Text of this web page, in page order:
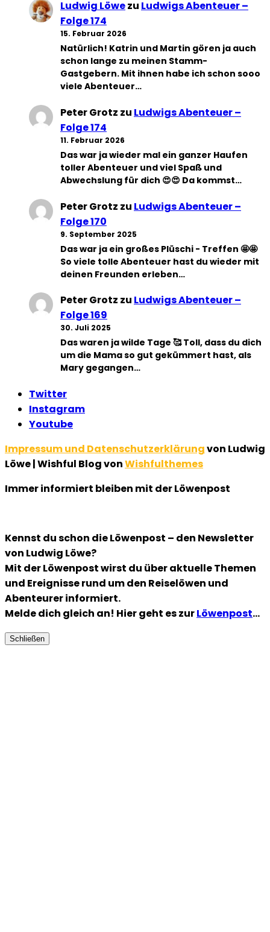
Ludwig Löwezu Ludwigs Abenteuer –
Folge 174
15. Februar 2026
Natürlich! Katrin und Martin gören ja auch
schon lange zu meinen Stamm-
Gastgebern. Mit ihnen habe ich schon sooo
viele Abenteuer…
Peter Grotz zu Ludwigs Abenteuer –
Folge 174
11. Februar 2026
Das war ja wieder mal ein ganzer Haufen
toller Abenteuer und viel Spaß und
Abwechslung für dich 😍😍 Da kommst…
Peter Grotz zu Ludwigs Abenteuer –
Folge 170
9. September 2025
Das war ja ein großes Plüschi - Treffen 🤩🤩
So viele tolle Abenteuer hast du wieder mit
deinen Freunden erleben…
Peter Grotz zu Ludwigs Abenteuer –
Folge 169
30. Juli 2025
Das waren ja wilde Tage 🥰 Toll, dass du dich
um die Mama so gut gekümmert hast, als
Mary gegangen…
Twitter
Instagram
Youtube
Impressum und Datenschutzerklärungvon Ludwig
Löwe | Wishful Blog vonWishfulthemes
Immer informiert bleiben mit der Löwenpost
Kennst du schon die Löwenpost – den Newsletter
von Ludwig Löwe?
Mit der Löwenpost wirst du über aktuelle Themen
und Ereignisse rund um den Reiselöwen und
Abenteurer informiert.
Melde dich gleich an! Hier geht es zurLöwenpost…
Schließen